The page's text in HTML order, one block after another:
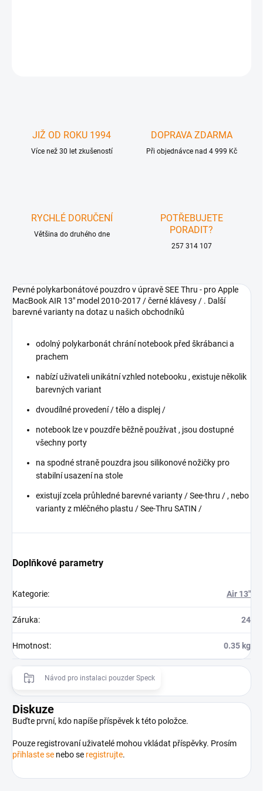
JIŽ OD ROKU 1994
Více než 30 let zkušeností
DOPRAVA ZDARMA
Při objednávce nad 4 999 Kč
RYCHLÉ DORUČENÍ
Většina do druhého dne
POTŘEBUJETE
PORADIT?
257 314 107
Pevné polykarbonátové pouzdro v úpravě SEE Thru - pro Apple
MacBook AIR 13" model 2010-2017 / černé klávesy / . Další
barevné varianty na dotaz u našich obchodníků
odolný polykarbonát chrání notebook před škrábanci a
prachem
nabízí uživateli unikátní vzhled notebooku , existuje několik
barevných variant
dvoudílné provedení / tělo a displej /
notebook lze v pouzdře běžně používat , jsou dostupné
všechny porty
na spodné straně pouzdra jsou silikonové nožičky pro
stabilní usazení na stole
existují zcela průhledné barevné varianty / See-thru / , nebo
varianty z mléčného plastu / See-Thru SATIN /
Doplňkové parametry
Kategorie: Air 13"
Záruka: 24
Hmotnost: 0.35 kg
Návod pro instalaci pouzder Speck
Diskuze
Buďte první, kdo napíše příspěvek k této položce.
Pouze registrovaní uživatelé mohou vkládat příspěvky. Prosím
přihlaste se nebo se registrujte.